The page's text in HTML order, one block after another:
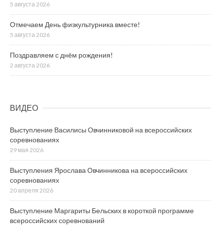
5 августа 2026
Отмечаем День физкультурника вместе!
5 августа 2026
Поздравляем с днём рождения!
2 августа 2026
ВИДЕО
Выступление Василисы Овчинниковой на всероссийских
соревнованиях
29 мая 2026
Выступления Ярослава Овчинникова на всероссийских
соревнованиях
20 апреля 2026
Выступление Маргариты Бельских в короткой программе
всероссийских соревнований